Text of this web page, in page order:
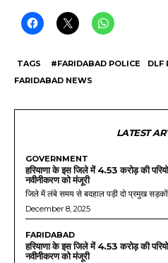
TAGS #FARIDABAD POLICE DLF
FARIDABAD NEWS
LATEST
GOVERNMENT
हरियाणा के इस जिले में 4.53 करोड़ की
नवीनीकरण को मंजूरी
जिले में लंबे समय से बदहाल पड़ी दो प्रमुख सड़कों
December 8, 2025
FARIDABAD
हरियाणा के इस जिले में 4.53 करोड़ की
नवीनीकरण को मंजूरी